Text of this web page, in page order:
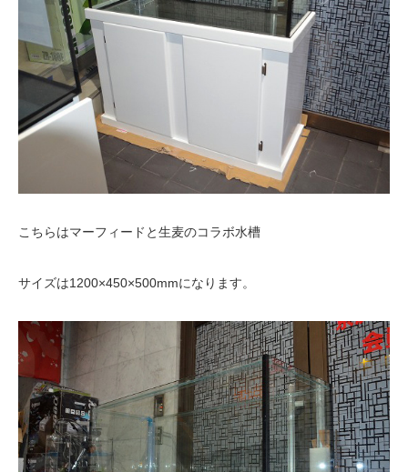
こちらはマーフィードと生麦のコラボ水槽
サイズは1200×450×500mmになります。